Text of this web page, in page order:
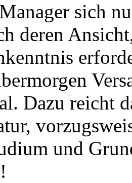
sich
deren
Dazu reicht
und